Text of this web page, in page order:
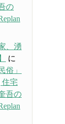
の
、湧
に
俗」
住宅
吾の